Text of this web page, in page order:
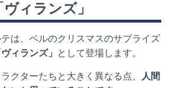
ィランズ」
は、ベルのクリスマスのサプライズ
ヴィランズ」 として登場します。
クターたちと大きく異なる点、
人間